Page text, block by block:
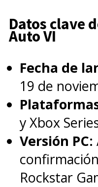
Datos clave
Auto VI
Fecha de
19 de
y Xbox
Versión PC:
Rockstar